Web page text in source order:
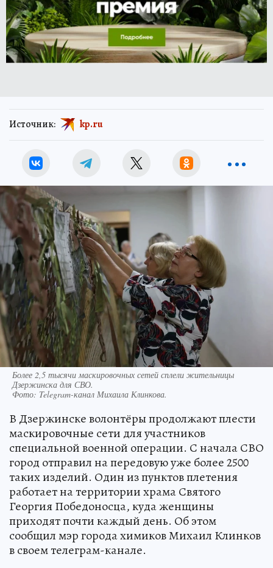
Источник: kp.ru
Более 2,5 тысячи маскировочных сетей сплели жительницы
Дзержинска для СВО.
Фото: Telegram-канал Михаила Клинкова.
В Дзержинске волонтёры продолжают плести
маскировочные сети для участников
специальной военной операции. С начала СВО
город отправил на передовую уже более 2500
таких изделий. Один из пунктов плетения
работает на территории храма Святого
Георгия Победоносца, куда женщины
приходят почти каждый день. Об этом
сообщил мэр города химиков Михаил Клинков
в своем телеграм-канале.